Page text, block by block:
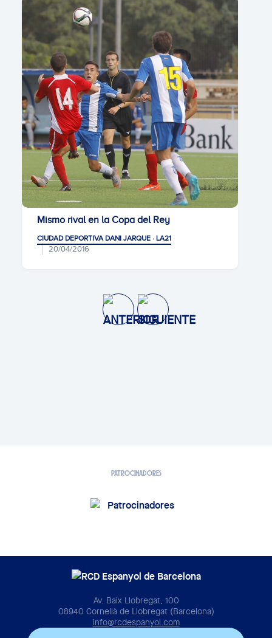
Mismo rival en la Copa del Rey
CIUDAD DEPORTIVA DANI JARQUE · LA21
20/04/2016
PATROCINADORES
Av. Baix Llobregat, 100
08940 Cornellà de Llobregat (Barcelona)
info@rcdespanyol.com